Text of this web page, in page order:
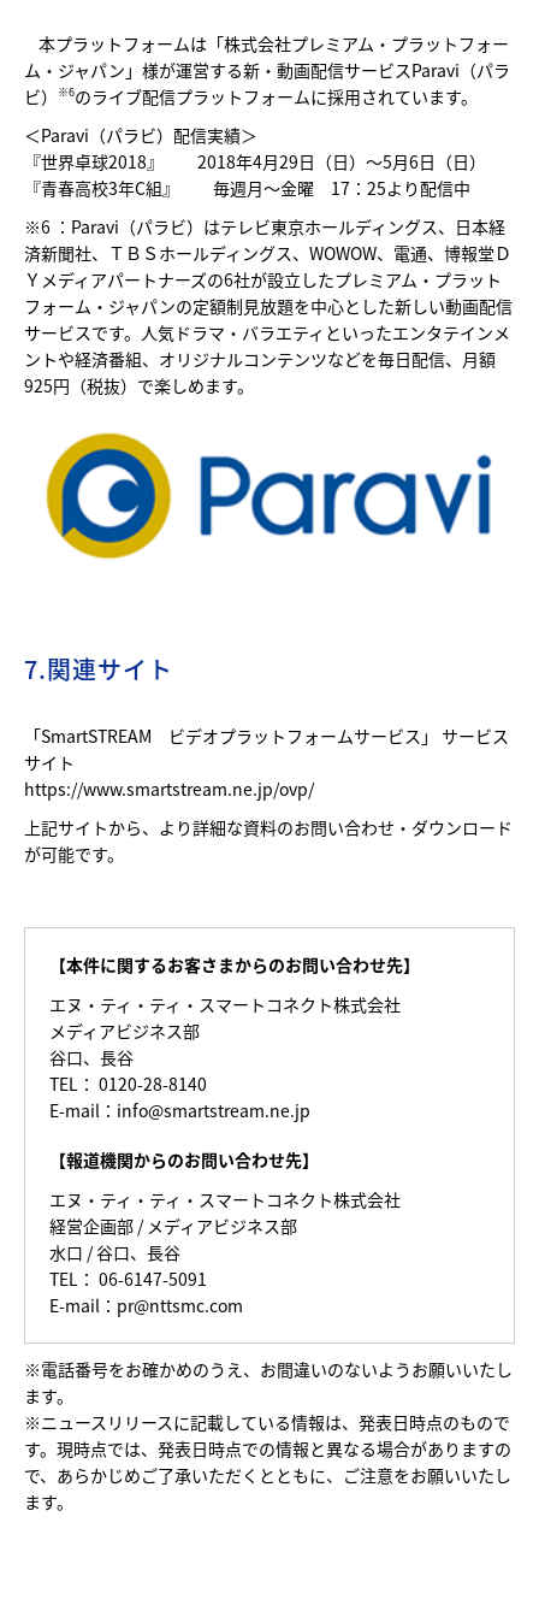
本プラットフォームは「株式会社プレミアム・プラットフォー
ム・ジャパン」様が運営する新・動画配信サービスParavi（パラ
ビ）
※6のライブ配信プラットフォームに採用されています。
＜Paravi（パラビ）配信実績＞
『世界卓球2018』 2018年4月29日（日）～5月6日（日）
『青春高校3年C組』 毎週月～金曜 17：25より配信中
※6 ：Paravi（パラビ）はテレビ東京ホールディングス、日本経
済新聞社、ＴＢＳホールディングス、WOWOW、電通、博報堂Ｄ
Ｙメディアパートナーズの6社が設立したプレミアム・プラット
フォーム・ジャパンの定額制見放題を中心とした新しい動画配信
サービスです。人気ドラマ・バラエティといったエンタテインメ
ントや経済番組、オリジナルコンテンツなどを毎日配信、月額
925円（税抜）で楽しめます。
7.関連サイト
「SmartSTREAM ビデオプラットフォームサービス」 サービス
サイト
https://www.smartstream.ne.jp/ovp/
上記サイトから、より詳細な資料のお問い合わせ・ダウンロード
が可能です。
【本件に関するお客さまからのお問い合わせ先】
エヌ・ティ・ティ・スマートコネクト株式会社
メディアビジネス部
谷口、長谷
TEL： 0120-28-8140
E-mail：info@smartstream.ne.jp
【報道機関からのお問い合わせ先】
エヌ・ティ・ティ・スマートコネクト株式会社
経営企画部 / メディアビジネス部
水口 / 谷口、長谷
TEL： 06-6147-5091
E-mail：pr@nttsmc.com
※電話番号をお確かめのうえ、お間違いのないようお願いいたし
ます。
※ニュースリリースに記載している情報は、発表日時点のもので
す。現時点では、発表日時点での情報と異なる場合がありますの
で、あらかじめご了承いただくとともに、ご注意をお願いいたし
ます。